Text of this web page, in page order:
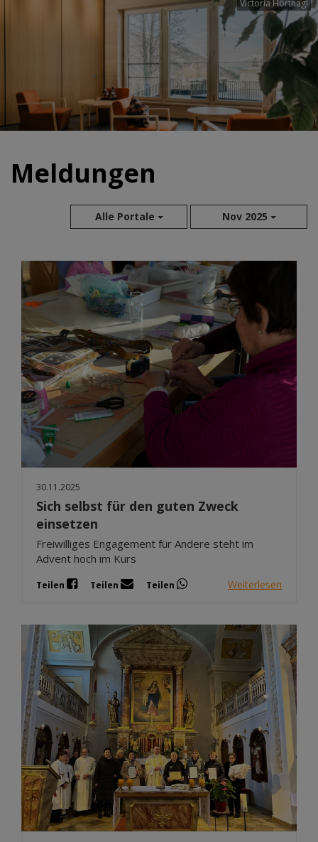
Victoria Hörtnagl
Meldungen
Alle Portale Nov 2025
Aug 2026
Jul 2026
Jun 2026
Mai 2026
Apr 2026
Mär 2026
Feb 2026
Jan 2026
Sep 2025
30.11.2025
Sich selbst für den guten Zweck
einsetzen
Freiwilliges Engagement für Andere steht im
Advent hoch im Kurs
Teilen Teilen Teilen Weiterlesen